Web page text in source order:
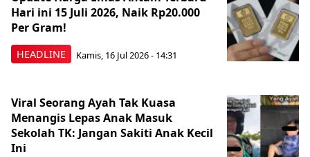
HEADLINE
Hari ini 15 Juli 2026, Naik Rp20.000
Per Gram!
Kamis, 16 Jul 2026 - 14:31
Viral Seorang Ayah Tak Kuasa
Menangis Lepas Anak Masuk
Sekolah TK: Jangan Sakiti Anak Kecil
Ini